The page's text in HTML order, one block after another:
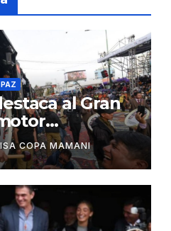
al Gran
de
COPA MAMANI